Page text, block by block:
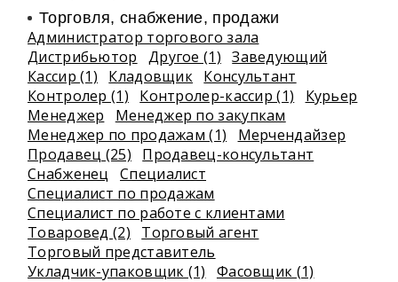
Торговля, снабжение, продажи
Администратор торгового зала
Дистрибьютор
Другое (1)
Заведующий
Кассир (1)
Кладовщик Консультант
Контролер (1)
Контролер-кассир (1)
Курьер
Менеджер
Менеджер по закупкам
Менеджер по продажам (1)
Мерчендайзер
Продавец (25)
Продавец-консультант
Снабженец
Специалист
Специалист по продажам
Специалист по работе с клиентами
Товаровед (2)
Торговый агент
Торговый представитель
Укладчик-упаковщик (1)
Фасовщик (1)